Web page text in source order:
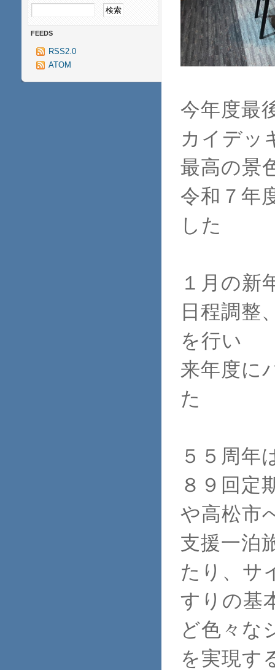
今年度最
カイデッ
最高の景
令和７年
した
１月の新
日程調整
を行い
来年度に
た
５５周年
８９回定
や高松市
支援一泊
たり、サ
すりの基
ど色々な
を実現す
FEEDS
RSS2.0
ATOM